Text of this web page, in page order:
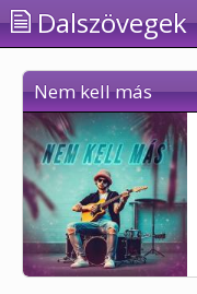
Dalszövegek
Nem kell más